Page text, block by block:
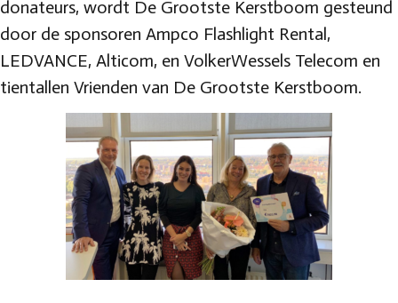
donateurs, wordt De Grootste Kerstboom gesteund
door de sponsoren Ampco Flashlight Rental,
LEDVANCE, Alticom, en VolkerWessels Telecom en
tientallen Vrienden van De Grootste Kerstboom.